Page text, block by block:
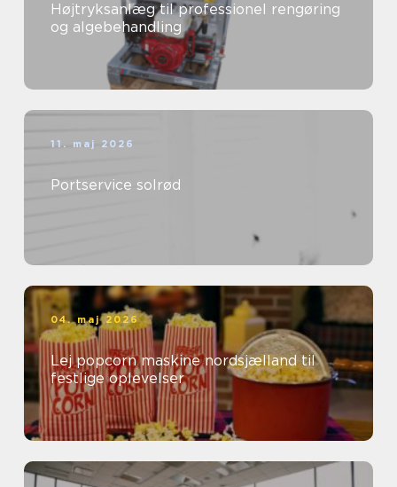
Højtryksanlæg til professionel rengøring
og algebehandling
11. maj 2026
Portservice solrød
04. maj 2026
Lej popcorn maskine nordsjælland til
festlige oplevelser